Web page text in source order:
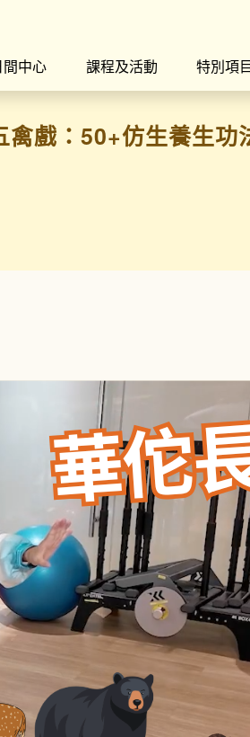
間中心 課程及活動 特別項
戲：50+仿生養生